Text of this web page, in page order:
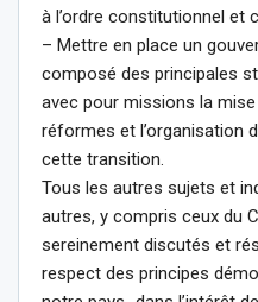
à l’ordre constitutionnel et
– Mettre en place un
composé des principales
avec pour missions la
réformes et l’organisation
cette transition.
Tous les autres sujets et
autres, y compris ceux du
sereinement discutés et
respect des principes